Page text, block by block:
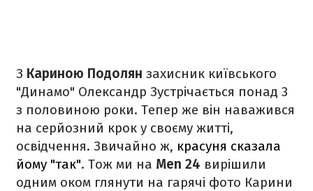
З Кариною Подолян захисник київського
"Динамо" Олександр Зустрічається понад 3
з половиною роки. Тепер же він наважився
на серйозний крок у своєму житті,
освідчення. Звичайно ж, красуня сказала
йому "так". Тож ми на Men 24 вирішили
одним оком глянути на гарячі фото Карини